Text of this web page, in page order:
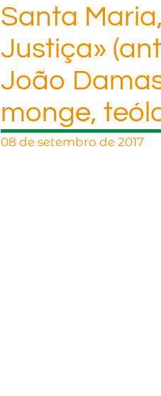
Santa
Justiça»
João
monge,
08 de setembro de 2017